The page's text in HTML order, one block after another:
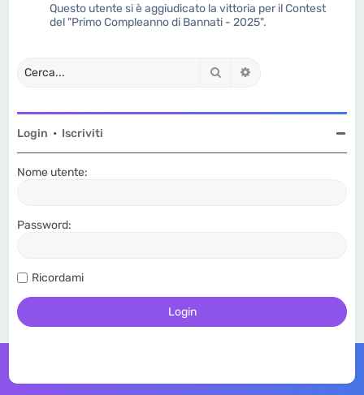
Questo utente si è aggiudicato la vittoria per il Contest
del "Primo Compleanno di Bannati - 2025".
Cerca
Login • Iscriviti
Nome utente:
Password:
Ricordami